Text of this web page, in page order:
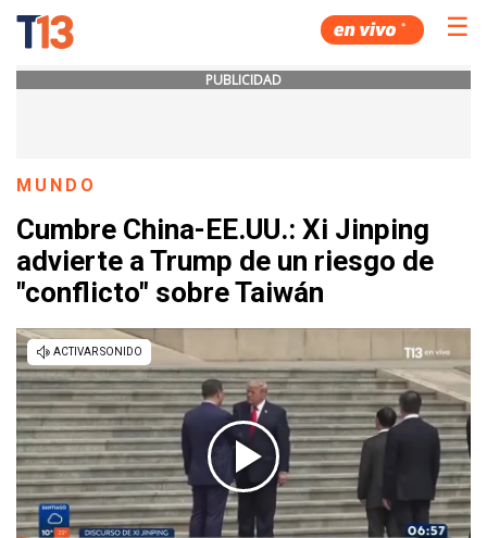
☰
PUBLICIDAD
MUNDO
Cumbre China-EE.UU.: Xi Jinping
advierte a Trump de un riesgo de
"conflicto" sobre Taiwán